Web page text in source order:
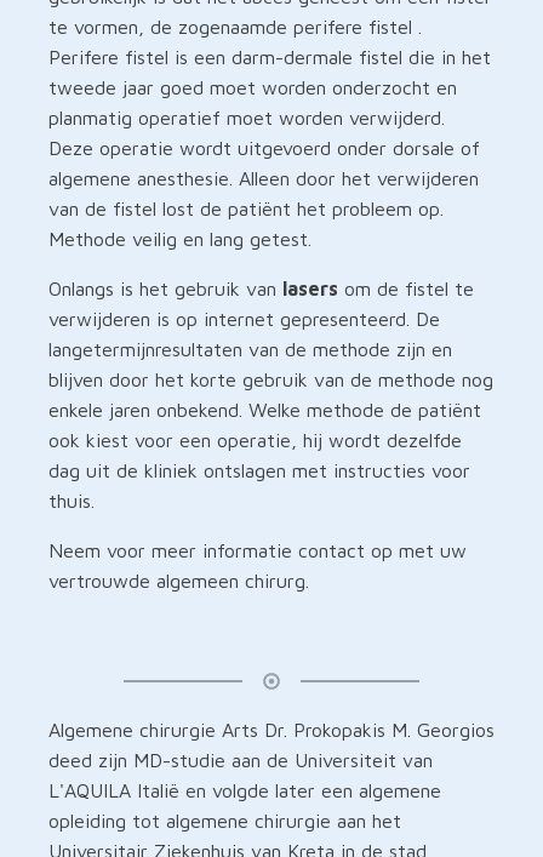
te vormen, de zogenaamde perifere fistel .
Perifere fistel is een darm-dermale fistel die in het
tweede jaar goed moet worden onderzocht en
planmatig operatief moet worden verwijderd.
Deze operatie wordt uitgevoerd onder dorsale of
algemene anesthesie. Alleen door het verwijderen
van de fistel lost de patiënt het probleem op.
Methode veilig en lang getest.
Onlangs is het gebruik van lasers om de fistel te
verwijderen is op internet gepresenteerd. De
langetermijnresultaten van de methode zijn en
blijven door het korte gebruik van de methode nog
enkele jaren onbekend. Welke methode de patiënt
ook kiest voor een operatie, hij wordt dezelfde
dag uit de kliniek ontslagen met instructies voor
thuis.
Neem voor meer informatie contact op met uw
vertrouwde algemeen chirurg.
Algemene chirurgie Arts Dr. Prokopakis M. Georgios
deed zijn MD-studie aan de Universiteit van
L'AQUILA Italië en volgde later een algemene
opleiding tot algemene chirurgie aan het
Universitair Ziekenhuis van Kreta in de stad